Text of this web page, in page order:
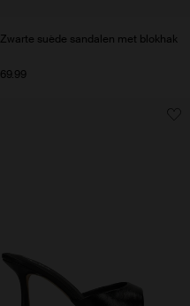
Zwarte suède sandalen met blokhak
69.99